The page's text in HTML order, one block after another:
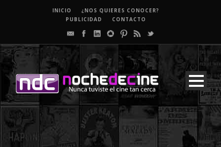
INICIO
¿NOS QUIERES CONOCER?
PUBLICIDAD
CONTACTO